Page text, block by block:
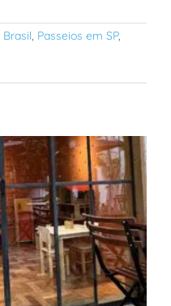
Brasil, Passeios em SP,